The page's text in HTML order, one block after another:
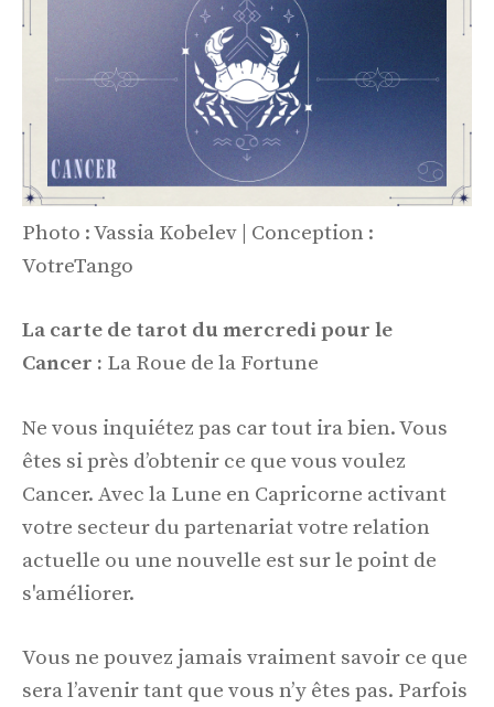
Photo : Vassia Kobelev | Conception :
VotreTango
La carte de tarot du mercredi pour le
Cancer : La Roue de la Fortune
Ne vous inquiétez pas car tout ira bien. Vous
êtes si près d’obtenir ce que vous voulez
Cancer. Avec la Lune en Capricorne activant
votre secteur du partenariat votre relation
actuelle ou une nouvelle est sur le point de
s'améliorer.
Vous ne pouvez jamais vraiment savoir ce que
sera l’avenir tant que vous n’y êtes pas. Parfois